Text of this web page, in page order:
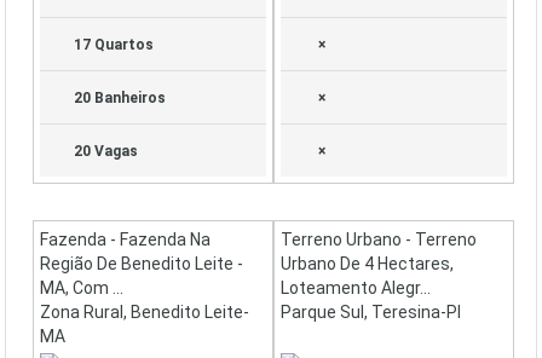
17 Quartos
20 Banheiros
20 Vagas
×
×
×
Fazenda - Fazenda Na
Região De Benedito Leite -
MA, Com ...
Zona Rural, Benedito Leite-
MA
Terreno Urbano - Terreno
Urbano De 4 Hectares,
Loteamento Alegr...
Parque Sul, Teresina-PI